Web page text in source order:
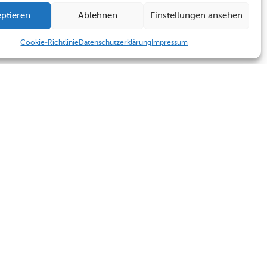
Ablehnen Einstellungen ansehen
Cookie-RichtlinieDatenschutzerklärung Impressum